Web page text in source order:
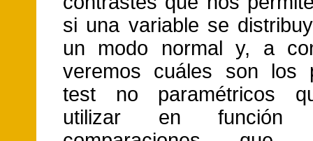
si una variable se
un modo normal y, a
veremos cuáles son los
test no paramétricos
utilizar en